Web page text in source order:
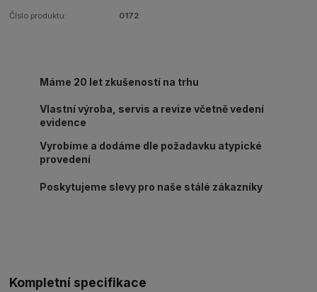
Číslo produktu: 0172
Máme 20 let zkušeností na trhu
Vlastní výroba, servis a revize včetně vedení
evidence
Vyrobíme a dodáme dle požadavku atypické
provedení
Poskytujeme slevy pro naše stálé zákazníky
Kompletní specifikace